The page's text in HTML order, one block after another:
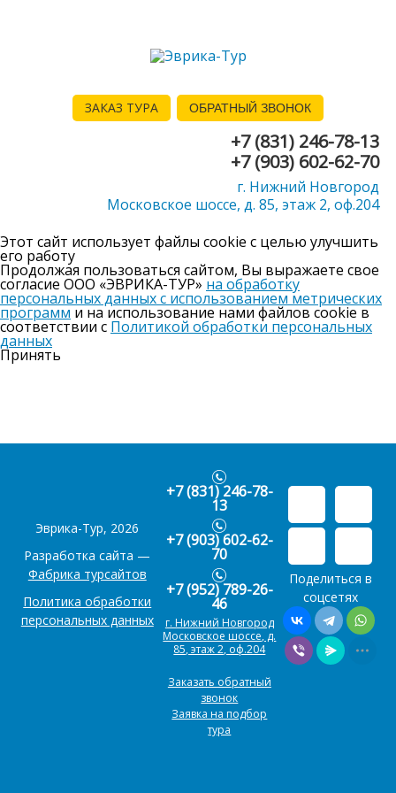
ЗАКАЗ ТУРА ОБРАТНЫЙ ЗВОНОК
+7 (831) 246-78-13
+7 (903) 602-62-70
г. Нижний Новгород
Московское шоссе, д. 85, этаж 2, оф.204
Этот сайт использует файлы cookie с целью улучшить
его работу
Продолжая пользоваться сайтом, Вы выражаете свое
согласие ООО «ЭВРИКА-ТУР» на обработку
персональных данных с использованием метрических
программ и на использование нами файлов cookie в
соответствии с Политикой обработки персональных
данных
Принять
Эврика-Тур, 2026
Разработка сайта —
Фабрика турсайтов
Политика обработки
персональных данных
Поделиться в
соцсетях
+7 (831) 246-78-
13
+7 (903) 602-62-
70
+7 (952) 789-26-
46
г. Нижний Новгород
Московское шоссе, д.
85, этаж 2, оф.204
Заказать обратный
звонок
Заявка на подбор
тура